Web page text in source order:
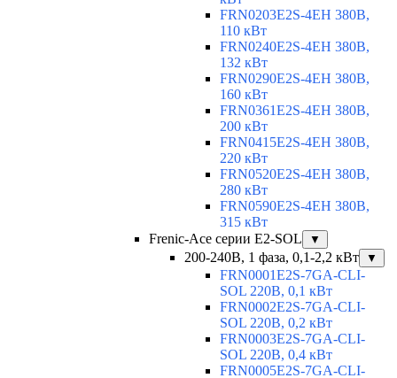
FRN0203E2S-4EH 380В,
110 кВт
FRN0240E2S-4EH 380В,
132 кВт
FRN0290E2S-4EH 380В,
160 кВт
FRN0361E2S-4EH 380В,
200 кВт
FRN0415E2S-4EH 380В,
220 кВт
FRN0520E2S-4EH 380В,
280 кВт
FRN0590E2S-4EH 380В,
315 кВт
Frenic-Ace серии E2-SOL
▼
200-240В, 1 фаза, 0,1-2,2 кВт ▼
FRN0001E2S-7GA-CLI-
SOL 220В, 0,1 кВт
FRN0002E2S-7GA-CLI-
SOL 220В, 0,2 кВт
FRN0003E2S-7GA-CLI-
SOL 220В, 0,4 кВт
FRN0005E2S-7GA-CLI-